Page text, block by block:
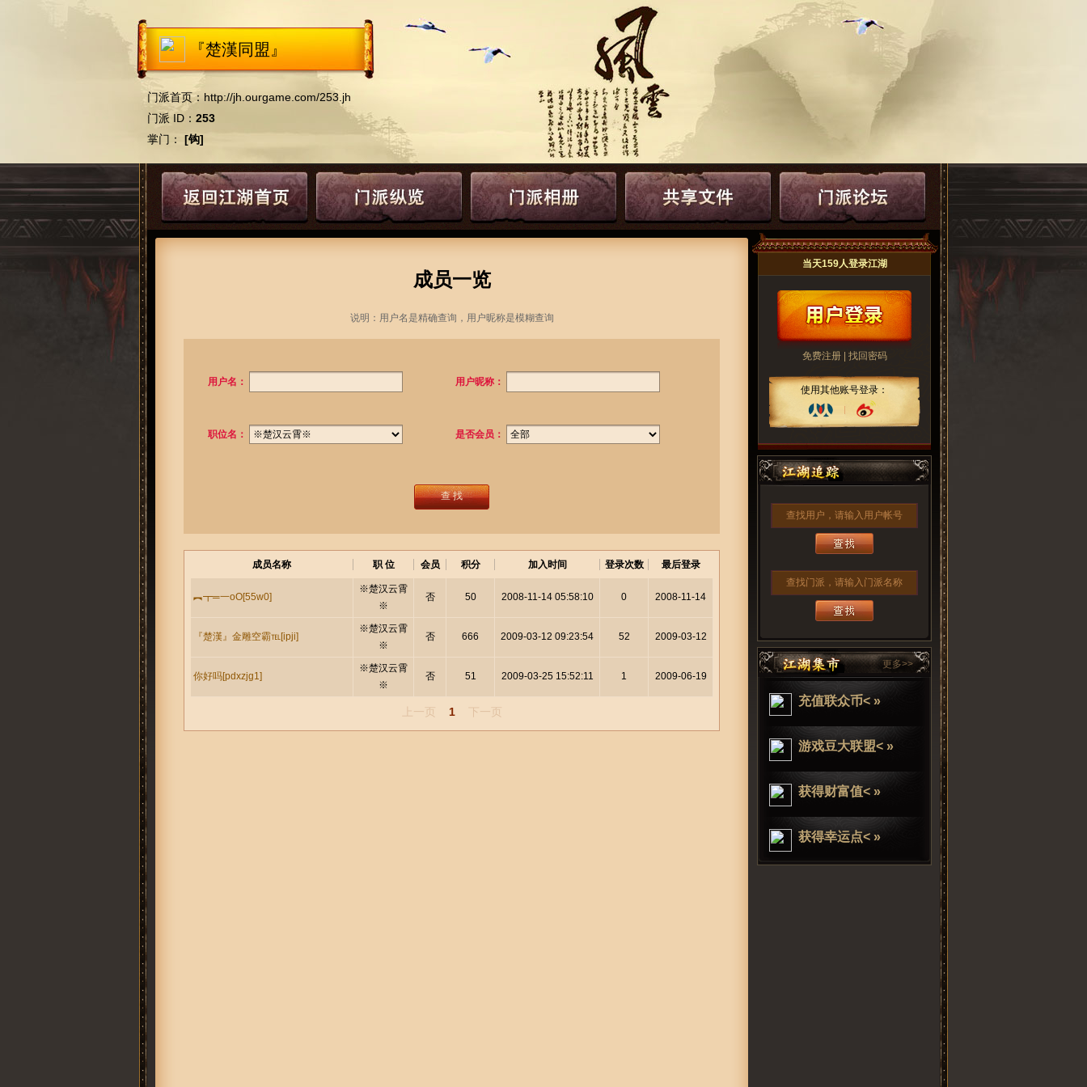
『楚漢同盟』
门派首页： http://jh.ourgame.com/253.jh
门派 ID： 253
掌门：
[钩]
成员一览
说明：用户名是精确查询，用户昵称是模糊查询
用户名： 用户昵称：
职位名： 是否会员：
查 找
成员名称 职 位 会员 积分 加入时间 登录次数 最后登录
︻┳═一oO[55w0]
※楚汉云霄
※
否 50 2008-11-14 05:58:10 0 2008-11-14
『楚漢』金雕空霸℡[ipji]
※楚汉云霄
※
否 666 2009-03-12 09:23:54 52 2009-03-12
你好吗[pdxzjg1]
※楚汉云霄
※
否 51 2009-03-25 15:52:11 1 2009-06-19
上一页 1 下一页
当天159人登录江湖
免费注册| 找回密码
使用其他账号登录：
查找用户，请输入用户帐号
查找门派，请输入门派名称
更多>>
充值联众币< »
游戏豆大联盟< »
获得财富值< »
获得幸运点< »